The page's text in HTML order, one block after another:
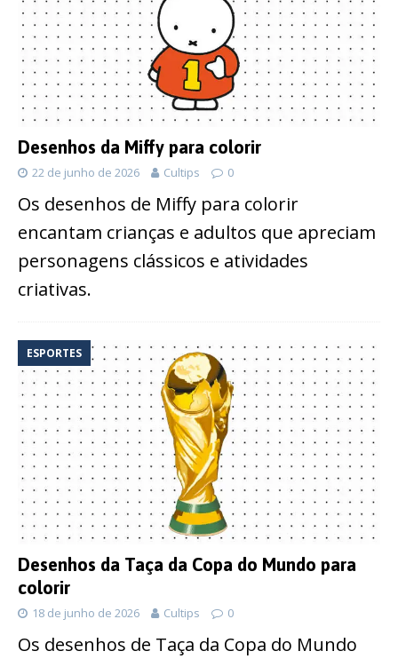
Desenhos da Miffy para colorir
22 de junho de 2026 Cultips 0
Os desenhos de Miffy para colorir
encantam crianças e adultos que apreciam
personagens clássicos e atividades
criativas.
ESPORTES
Desenhos da Taça da Copa do Mundo para
colorir
18 de junho de 2026 Cultips 0
Os desenhos de Taça da Copa do Mundo